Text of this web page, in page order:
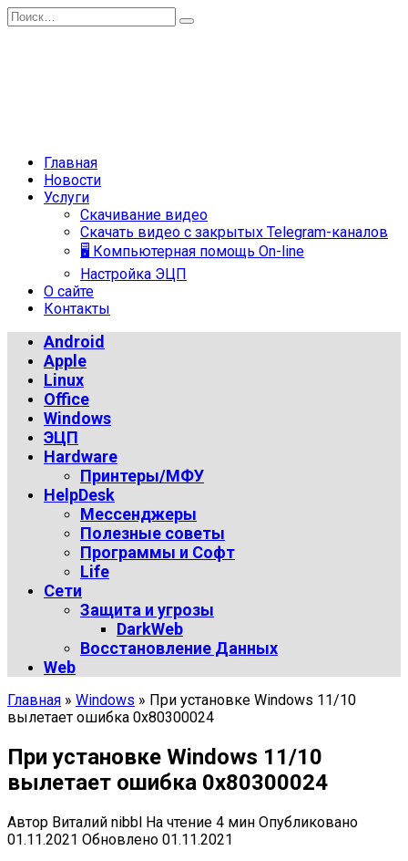
Перейти
к
Search
for:
Главная
Новости
Услуги
Скачивание видео
Скачать видео с закрытых Telegram-каналов
🖥 Компьютерная помощь On-line
Настройка ЭЦП
О сайте
Контакты
Android
Apple
Linux
Office
Windows
ЭЦП
Hardware
Принтеры/МФУ
HelpDesk
Мессенджеры
Полезные советы
Программы и Софт
Life
Сети
Защита и угрозы
DarkWeb
Восстановление Данных
Web
Главная » Windows » При установке Windows 11/10
вылетает ошибка 0x80300024
При установке Windows 11/10
вылетает ошибка 0x80300024
Автор Виталий nibbl На чтение 4 мин Опубликовано
01.11.2021 Обновлено 01.11.2021